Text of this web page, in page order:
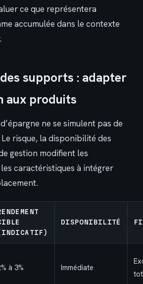
ce que représentera
accumulée dans le contexte
supports : adapter
aux produits
ne se simulent pas de
risque, la disponibilité des
gestion modifient les
caractéristiques à intégrer
DISPONIBILITÉ
à 3% Immédiate